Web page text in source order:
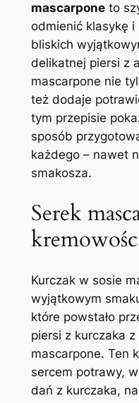
mascarponeto
odmienić klasykę
bliskich
delikatnej piersi z
mascarpone nie
też dodaje
tym przepisie
sposób
każdego – nawet
smakosza.
Serek
Kurczak w sosie
wyjątkowym
które powstało
piersi z kurczaka
mascarpone. Ten
sercem potrawy,
dań z kurczaka,